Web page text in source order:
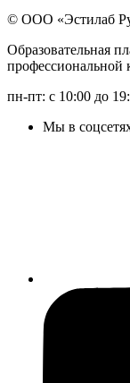
© ООО «Эстилаб
Образовательная
профессиональной
пн-пт: с 10:00 до
Мы в